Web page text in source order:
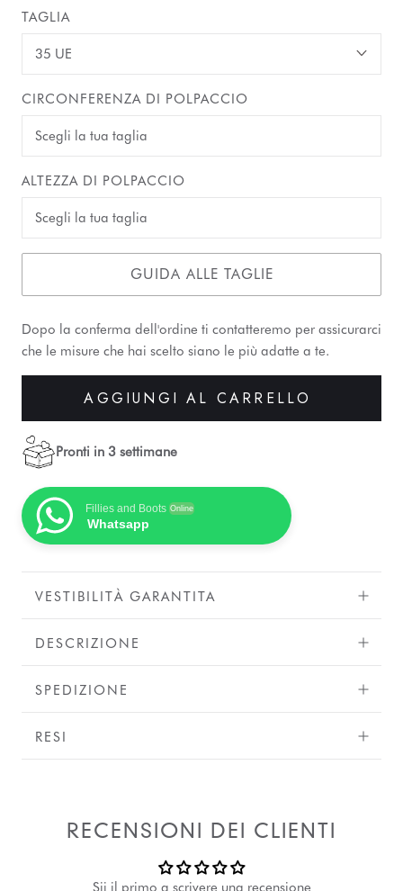
TAGLIA
35 UE
CIRCONFERENZA DI POLPACCIO
ALTEZZA DI POLPACCIO
GUIDA ALLE TAGLIE
Dopo la conferma dell'ordine ti contatteremo per assicurarci
che le misure che hai scelto siano le più adatte a te.
AGGIUNGI AL CARRELLO
Pronti in 3 settimane
Fillies and Boots Online
Whatsapp
VESTIBILITÀ GARANTITA
DESCRIZIONE
SPEDIZIONE
RESI
RECENSIONI DEI CLIENTI